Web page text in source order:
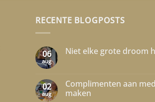
RECENTE BLOGPOSTS
06
aug
Niet elke grote droom
Niet
elke
grote
02
aug
Complimenten aan
maken